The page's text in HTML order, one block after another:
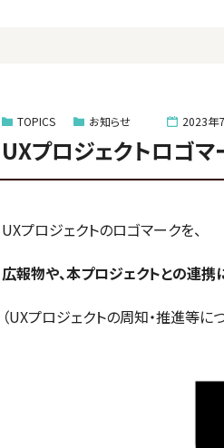
UXプロジェクトロゴ
TOPICS お知らせ 2023年7
UXプロジェクトのロゴマークを、
広報物や、本プロジェクトとの連
（UXプロジェクトの周知・推進等